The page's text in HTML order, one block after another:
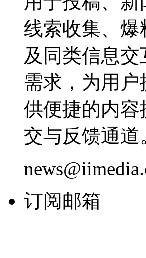
线索收集、爆
及同类信息交
需求，为用户
供便捷的内容
交与反馈通道
订阅邮箱